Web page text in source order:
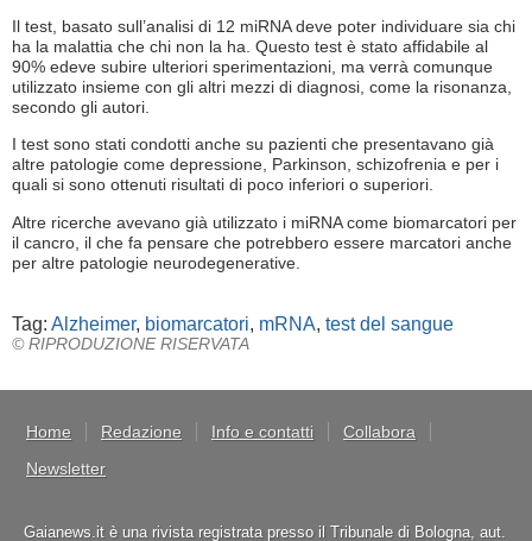
Il test, basato sull’analisi di 12 miRNA deve poter individuare sia chi
ha la malattia che chi non la ha. Questo test è stato affidabile al
90% edeve subire ulteriori sperimentazioni, ma verrà comunque
utilizzato insieme con gli altri mezzi di diagnosi, come la risonanza,
secondo gli autori.
I test sono stati condotti anche su pazienti che presentavano già
altre patologie come depressione, Parkinson, schizofrenia e per i
quali si sono ottenuti risultati di poco inferiori o superiori.
Altre ricerche avevano già utilizzato i miRNA come biomarcatori per
il cancro, il che fa pensare che potrebbero essere marcatori anche
per altre patologie neurodegenerative.
Tag: Alzheimer, biomarcatori, mRNA, test del sangue
© RIPRODUZIONE RISERVATA
Home Redazione Info e contatti
Collabora
Newsletter
Gaianews.it è una rivista registrata presso il Tribunale di Bologna, aut.